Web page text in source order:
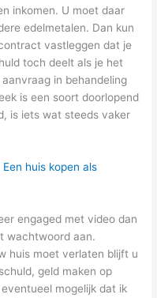
inkomen. U moet daar
edelmetalen. Dan kun
vastleggen dat je
toch deelt als je het
in behandeling
is een soort doorlopend
is iets wat steeds vaker
huis kopen als
engaged met video dan
wachtwoord aan.
huis moet verlaten blijft u
geld maken op
mogelijk dat ik